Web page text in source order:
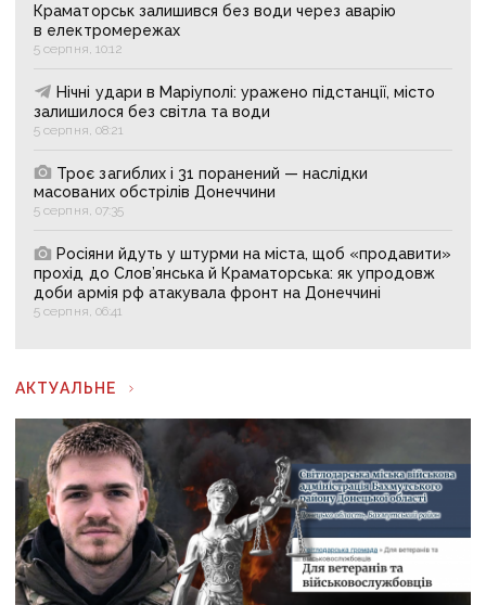
Краматорськ залишився без води через аварію
в електромережах
5 серпня, 10:12
Нічні удари в Маріуполі: уражено підстанції, місто
залишилося без світла та води
5 серпня, 08:21
Троє загиблих і 31 поранений — наслідки
масованих обстрілів Донеччини
5 серпня, 07:35
Росіяни йдуть у штурми на міста, щоб «продавити»
прохід до Слов’янська й Краматорська: як упродовж
доби армія рф атакувала фронт на Донеччині
5 серпня, 06:41
АКТУАЛЬНЕ